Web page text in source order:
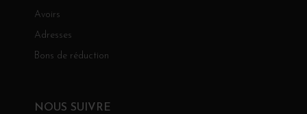
Avoirs
Adresses
Bons de réduction
NOUS SUIVRE